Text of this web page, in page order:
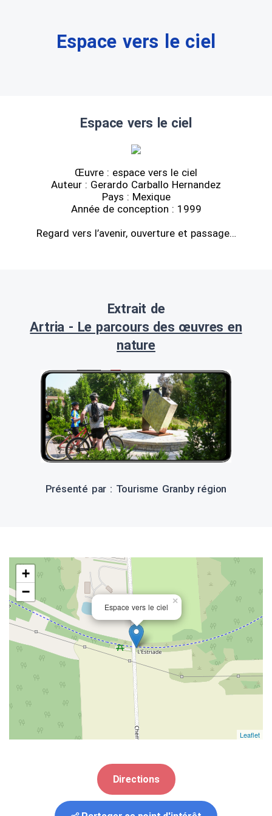
Espace vers le ciel
Espace vers le ciel
Œuvre : espace vers le ciel
Auteur : Gerardo Carballo Hernandez
Pays : Mexique
Année de conception : 1999
Regard vers l’avenir, ouverture et passage…
Extrait de
Artria - Le parcours des œuvres en
nature
Présenté par : Tourisme Granby région
Espace vers le ciel
×
+
−
Leaflet
Directions